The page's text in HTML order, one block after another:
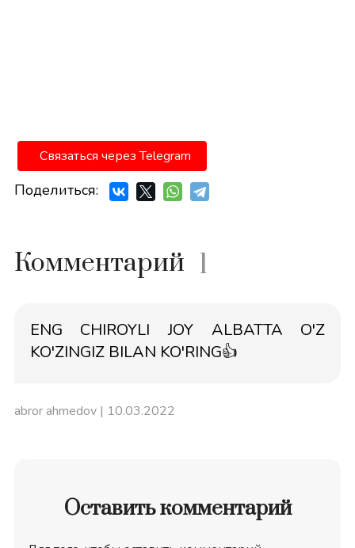
Связаться через Telegram
Поделиться:
Комментарий 1
ENG CHIROYLI JOY ALBATTA O'Z
KO'ZINGIZ BILAN KO'RING👍
abror ahmedov| 10.03.2022
Оставить комментарий